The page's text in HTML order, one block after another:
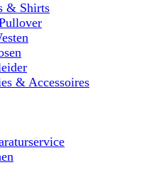
& Shirts
& Accessoires